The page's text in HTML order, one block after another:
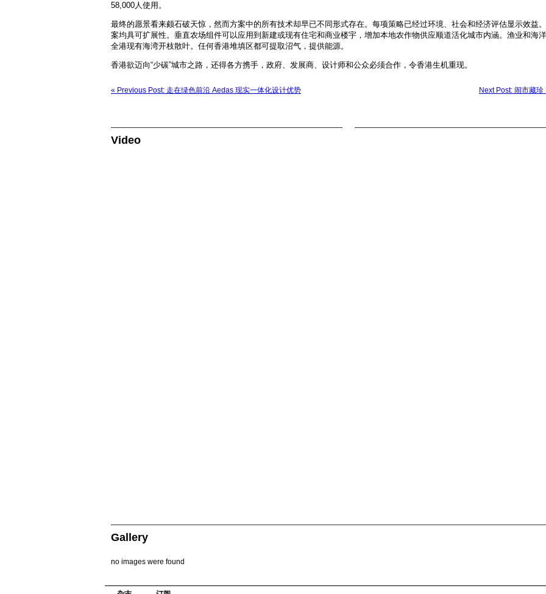
58,000人使用。
最终的愿景看来颇石破天惊，然而方案中的所有技术却早已不同形式存在。每项策略已经过环境、社会和经济评估显示效益
案均具可扩展性。垂直农场组件可以应用到新建或现有住宅和商业楼宇，增加本地农作物供应顺道活化城市内涵。渔业和海
全港现有海湾开枝散叶。任何香港堆填区都可提取沼气，提供能源。
香港欲迈向“少碳”城市之路，还得各方携手，政府、发展商、设计师和公众必须合作，令香港生机重现。
« Previous Post: 走在绿色前沿 Aedas 现实一体化设计优势 Next Post: 闹市藏
Video
Gallery
no images were found